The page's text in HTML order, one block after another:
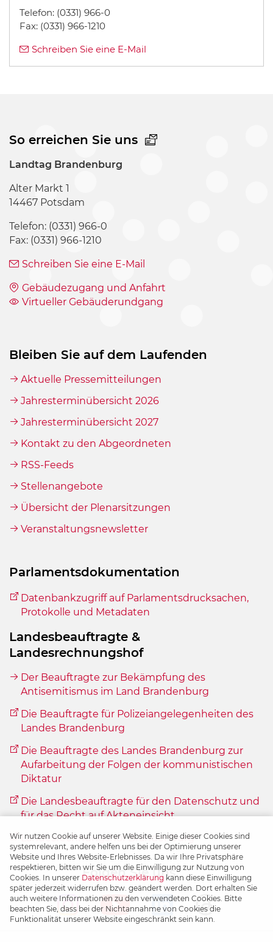
Telefon: (0331) 966-0
Fax: (0331) 966-1210
Schreiben Sie eine E-Mail
So erreichen Sie uns
Landtag Brandenburg
Alter Markt 1
14467 Potsdam
Telefon: (0331) 966-0
Fax: (0331) 966-1210
Schreiben Sie eine E-Mail
Gebäudezugang und Anfahrt
Virtueller Gebäuderundgang
Bleiben Sie auf dem Laufenden
Aktuelle Pressemitteilungen
Jahresterminübersicht 2026
Jahresterminübersicht 2027
Kontakt zu den Abgeordneten
RSS-Feeds
Stellenangebote
Übersicht der Plenarsitzungen
Veranstaltungsnewsletter
Parlamentsdokumentation
Datenbankzugriff auf Parlamentsdrucksachen,
Protokolle und Metadaten
Landesbeauftragte &
Landesrechnungshof
Der Beauftragte zur Bekämpfung des
Antisemitismus im Land Brandenburg
Die Beauftragte für Polizeiangelegenheiten des
Landes Brandenburg
Die Beauftragte des Landes Brandenburg zur
Aufarbeitung der Folgen der kommunistischen
Diktatur
Die Landesbeauftragte für den Datenschutz und
für das Recht auf Akteneinsicht
Landesrechnungshof Brandenburg
Folgen Sie uns:
Wir nutzen Cookie auf unserer Website. Einige dieser Cookies sind
systemrelevant, andere helfen uns bei der Optimierung unserer
Website und Ihres Website-Erlebnisses. Da wir Ihre Privatsphäre
respektieren, bitten wir Sie um die Einwilligung zur Nutzung von
Cookies. In unserer Datenschutzerklärung kann diese Einwilligung
später jederzeit widerrufen bzw. geändert werden. Dort erhalten Sie
auch weitere Informationen zu den verwendeten Cookies. Bitte
beachten Sie, dass bei der Nichtannahme von Cookies die
Funktionalität unserer Website eingeschränkt sein kann.